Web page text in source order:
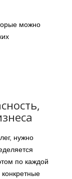
можно
нужно
по каждой